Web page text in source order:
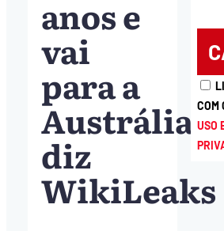
anos e
vai
para a
Austrália,
diz
WikiLeaks
COM
USO